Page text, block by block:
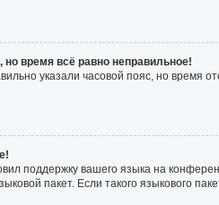
время всё равно неправильное!
указали часовой пояс, но время
поддержку вашего языка на
пакет. Если такого языкового